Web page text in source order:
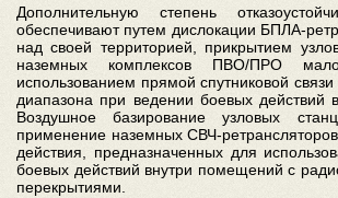
Дополнительную степень
обеспечивают путем дислокации БПЛА-
над своей территорией, прикрытием
наземных комплексов ПВО/ПРО
использованием прямой спутниковой связи
диапазона при ведении боевых действий
Воздушное базирование узловых
применение наземных СВЧ-
действия, предназначенных для
боевых действий внутри помещений с
перекрытиями.